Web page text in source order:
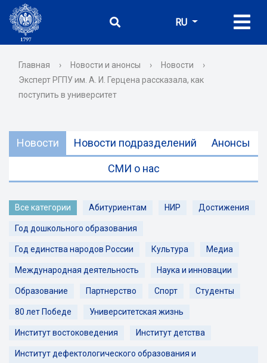
RU
Главная › Новости и анонсы › Новости
›
Эксперт РГПУ им. А. И. Герцена рассказала, как
поступить в университет
Новости Новости подразделений Анонсы
СМИ о нас
Все категории Абитуриентам НИР Достижения
Год дошкольного образования
Год единства народов России Культура Медиа
Международная деятельность Наука и инновации
Образование Партнерство Спорт Студенты
80 лет Победе Университетская жизнь
Институт востоковедения Институт детства
Институт дефектологического образования и